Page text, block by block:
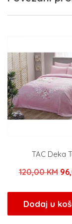
TAC Deka
120,00KM
je:
Dodaj u